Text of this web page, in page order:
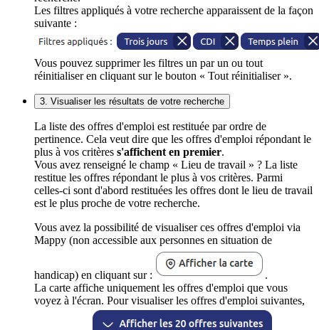
Les filtres appliqués à votre recherche apparaissent de la façon
suivante :
Vous pouvez supprimer les filtres un par un ou tout
réinitialiser en cliquant sur le bouton « Tout réinitialiser ».
3. Visualiser les résultats de votre recherche
La liste des offres d'emploi est restituée par ordre de
pertinence. Cela veut dire que les offres d'emploi répondant le
plus à vos critères s'affichent en premier.
Vous avez renseigné le champ « Lieu de travail » ? La liste
restitue les offres répondant le plus à vos critères. Parmi
celles-ci sont d'abord restituées les offres dont le lieu de travail
est le plus proche de votre recherche.
Vous avez la possibilité de visualiser ces offres d'emploi via
Mappy (non accessible aux personnes en situation de
handicap) en cliquant sur :
.
La carte affiche uniquement les offres d'emploi que vous
voyez à l'écran. Pour visualiser les offres d'emploi suivantes,